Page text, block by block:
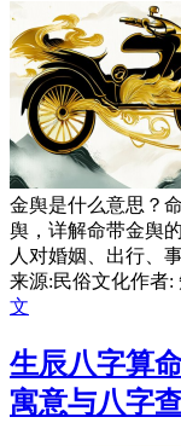
金舆是什么意思？
舆，详解命带金舆
人对婚姻、出行、
来源:民俗文化作者:
文
生辰八字算
寓意与八字